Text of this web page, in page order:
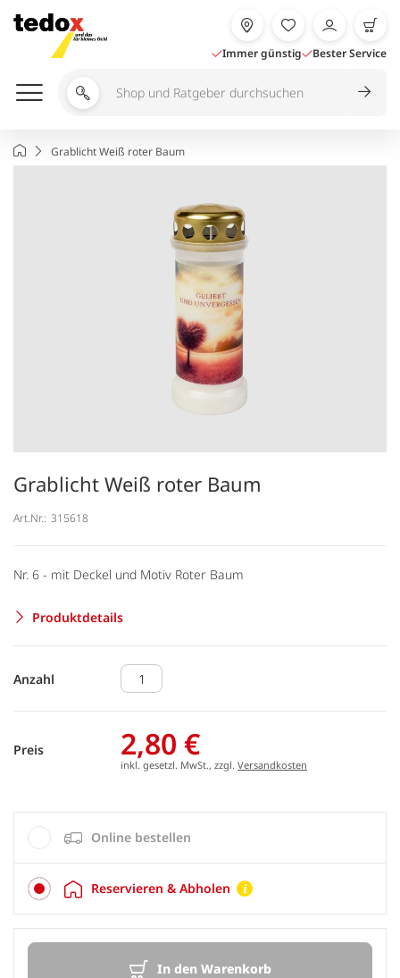
Inhalt
springen
Immer günstig Bester Service
Shop
durchsuchen
StartseiteGrablicht Weiß roter Baum
Grablicht Weiß roter Baum
Art.Nr.: 315618
Nr. 6 - mit Deckel und Motiv Roter Baum
Produktdetails
Anzahl
Preis 2,80 €
inkl. gesetzl. MwSt., zzgl. Versandkosten
Online bestellen
Reservieren & Abholen
In den Warenkorb